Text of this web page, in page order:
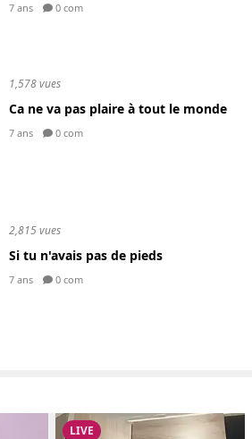
7 ans 0 com
1,578 vues
Ca ne va pas plaire à tout le monde
7 ans 0 com
2,815 vues
Si tu n'avais pas de pieds
7 ans 0 com